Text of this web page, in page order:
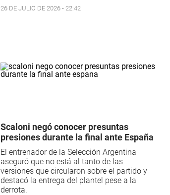
26 DE JULIO DE 2026 - 22:42
Scaloni negó conocer presuntas
presiones durante la final ante España
El entrenador de la Selección Argentina
aseguró que no está al tanto de las
versiones que circularon sobre el partido y
destacó la entrega del plantel pese a la
derrota.